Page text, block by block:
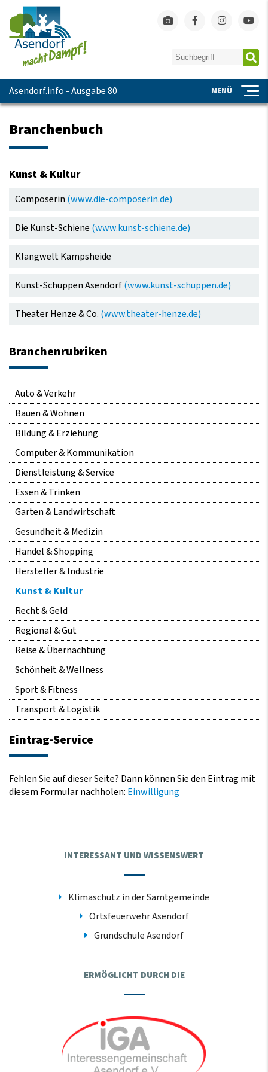
Asendorf.info - Ausgabe 80 MENÜ
Branchenbuch
Kunst & Kultur
Navigation
überspringen
Composerin (www.die-composerin.de)
Die Kunst-Schiene (www.kunst-schiene.de)
Klangwelt Kampsheide
Kunst-Schuppen Asendorf(www.kunst-schuppen.de)
Theater Henze & Co. (www.theater-henze.de)
Branchenrubriken
Navigation
überspringen
Auto & Verkehr
Bauen & Wohnen
Bildung & Erziehung
Computer & Kommunikation
Dienstleistung & Service
Essen & Trinken
Garten & Landwirtschaft
Gesundheit & Medizin
Handel & Shopping
Hersteller & Industrie
Kunst & Kultur
Recht & Geld
Regional & Gut
Reise & Übernachtung
Schönheit & Wellness
Sport & Fitness
Transport & Logistik
Eintrag-Service
Fehlen Sie auf dieser Seite? Dann können Sie den Eintrag mit
diesem Formular nachholen: Einwilligung
INTERESSANT UND WISSENSWERT
Klimaschutz in der Samtgemeinde
Ortsfeuerwehr Asendorf
Grundschule Asendorf
ERMÖGLICHT DURCH DIE